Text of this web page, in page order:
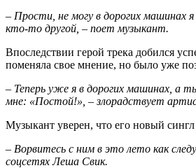
– Прости, не могу в дорогих машинах
кто-то другой, – поет музыкант.
Впоследствии герой трека добился
поменяла свое мнение, но было уже
– Теперь уже я в дорогих машинах, а
мне: «Постой!», – злорадствует
Музыкант уверен, что его новый
– Ворвитесь с ним в это лето как
соцсетях Леша Свик.